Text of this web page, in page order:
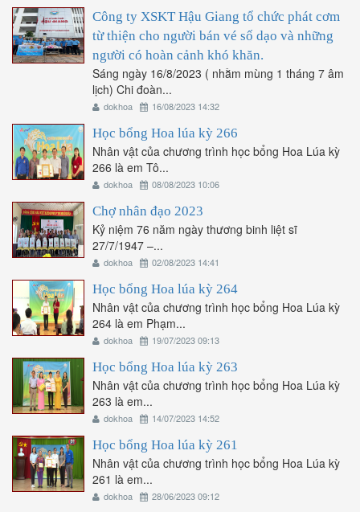
Công ty XSKT Hậu Giang tổ chức phát cơm
từ thiện cho người bán vé số dạo và những
người có hoàn cảnh khó khăn.
Sáng ngày 16/8/2023 ( nhằm mùng 1 tháng 7 âm
lịch) Chi đoàn...
dokhoa 16/08/2023 14:32
Học bổng Hoa lúa kỳ 266
Nhân vật của chương trình học bổng Hoa Lúa kỳ
266 là em Tô...
dokhoa 08/08/2023 10:06
Chợ nhân đạo 2023
Kỷ niệm 76 năm ngày thương binh liệt sĩ
27/7/1947 –...
dokhoa 02/08/2023 14:41
Học bổng Hoa lúa kỳ 264
Nhân vật của chương trình học bổng Hoa Lúa kỳ
264 là em Phạm...
dokhoa 19/07/2023 09:13
Học bổng Hoa lúa kỳ 263
Nhân vật của chương trình học bổng Hoa Lúa kỳ
263 là em...
dokhoa 14/07/2023 14:52
Học bổng Hoa lúa kỳ 261
Nhân vật của chương trình học bổng Hoa Lúa kỳ
261 là em...
dokhoa 28/06/2023 09:12